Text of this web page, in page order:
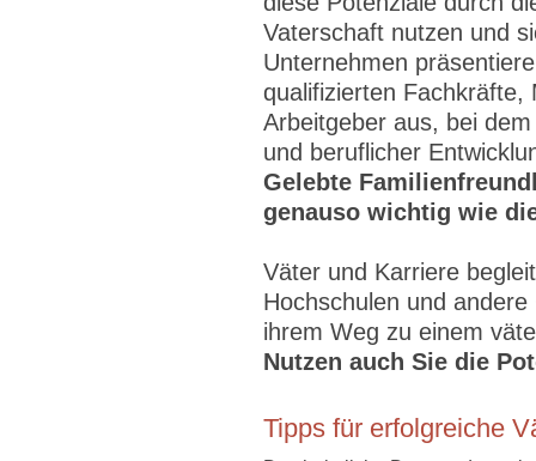
Vaterschaft nutzen und
Unternehmen
qualifizierten Fachkräfte,
Arbeitgeber aus, bei
und beruflicher
Gelebte
genauso wichtig wie
Väter und Karriere
Hochschulen und
ihrem Weg zu einem
Nutzen auch Sie die
Tipps für erfolgreiche